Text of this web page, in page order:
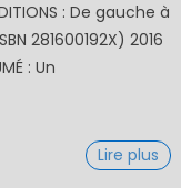
: De gauche à
281600192X) 2016
: Un
Lire plus